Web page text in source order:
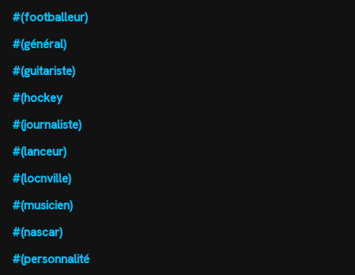
#(footballeur)
#(général)
#(guitariste)
#(hockey
#(journaliste)
#(lanceur)
#(locnville)
#(musicien)
#(nascar)
#(personnalité